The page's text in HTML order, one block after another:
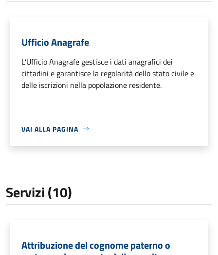
Ufficio Anagrafe
L’Ufficio Anagrafe gestisce i dati anagrafici dei
cittadini e garantisce la regolarità dello stato civile e
delle iscrizioni nella popolazione residente.
VAI ALLA PAGINA
Servizi (10)
Attribuzione del cognome paterno o